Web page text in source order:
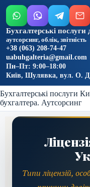
Бухгалтерські послуги
аутсорсинг, облік, звітність
+38 (063) 208-74-47
uabuhgalteria@gmail.com
Пн–Пт: 9:00–18:00
Київ, Шулявка, вул. О.
Бухгалтерські послуги
бухгалтера. Аутсорсинг
Типи ліцензій,